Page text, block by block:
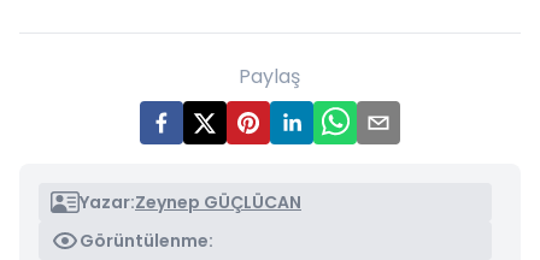
Paylaş
Yazar:Zeynep GÜÇLÜCAN
Görüntülenme: